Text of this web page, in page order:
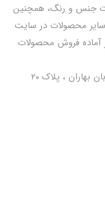
جنس و رنگ، همچنین
محصولات در سایت
آماده فروش محصولات
آدرس: تهران ، شاهد شهر ، شهرک لاله ، خیابان بهاران ، پلاک ۲۰